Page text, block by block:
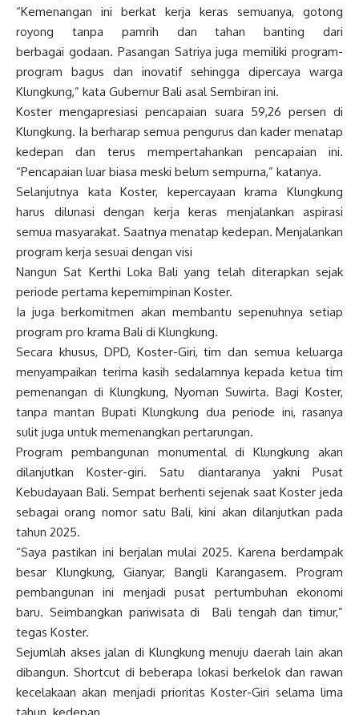
“Kemenangan ini berkat kerja keras semuanya, gotong
royong tanpa pamrih dan tahan banting dari
berbagai godaan. Pasangan Satriya juga memiliki program-
program bagus dan inovatif sehingga dipercaya warga
Klungkung,” kata Gubernur Bali asal Sembiran ini.
Koster mengapresiasi pencapaian suara 59,26 persen di
Klungkung. Ia berharap semua pengurus dan kader menatap
kedepan dan terus mempertahankan pencapaian ini.
“Pencapaian luar biasa meski belum sempurna,” katanya.
Selanjutnya kata Koster, kepercayaan krama Klungkung
harus dilunasi dengan kerja keras menjalankan aspirasi
semua masyarakat. Saatnya menatap kedepan. Menjalankan
program kerja sesuai dengan visi
Nangun Sat Kerthi Loka Bali yang telah diterapkan sejak
periode pertama kepemimpinan Koster.
Ia juga berkomitmen akan membantu sepenuhnya setiap
program pro krama Bali di Klungkung.
Secara khusus, DPD, Koster-Giri, tim dan semua keluarga
menyampaikan terima kasih sedalamnya kepada ketua tim
pemenangan di Klungkung, Nyoman Suwirta. Bagi Koster,
tanpa mantan Bupati Klungkung dua periode ini, rasanya
sulit juga untuk memenangkan pertarungan.
Program pembangunan monumental di Klungkung akan
dilanjutkan Koster-giri. Satu diantaranya yakni Pusat
Kebudayaan Bali. Sempat berhenti sejenak saat Koster jeda
sebagai orang nomor satu Bali, kini akan dilanjutkan pada
tahun 2025.
“Saya pastikan ini berjalan mulai 2025. Karena berdampak
besar Klungkung, Gianyar, Bangli Karangasem. Program
pembangunan ini menjadi pusat pertumbuhan ekonomi
baru. Seimbangkan pariwisata di Bali tengah dan timur,”
tegas Koster.
Sejumlah akses jalan di Klungkung menuju daerah lain akan
dibangun. Shortcut di beberapa lokasi berkelok dan rawan
kecelakaan akan menjadi prioritas Koster-Giri selama lima